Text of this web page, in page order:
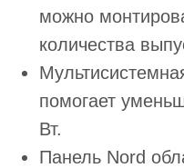
можно
количества
помогает
Вт.
Панель Nord